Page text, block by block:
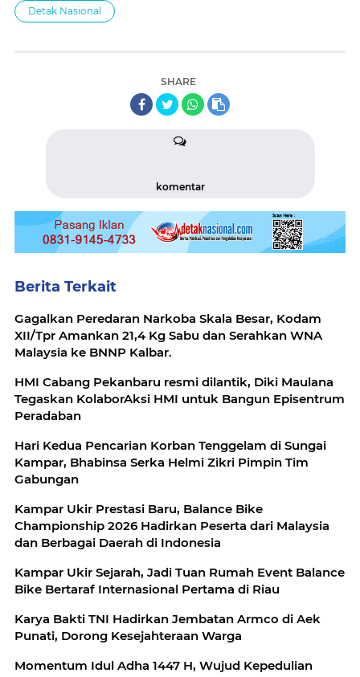
Detak Nasional
SHARE
komentar
Berita Terkait
Gagalkan Peredaran Narkoba Skala Besar, Kodam
XII/Tpr Amankan 21,4 Kg Sabu dan Serahkan WNA
Malaysia ke BNNP Kalbar.
HMI Cabang Pekanbaru resmi dilantik, Diki Maulana
Tegaskan KolaborAksi HMI untuk Bangun Episentrum
Peradaban
Hari Kedua Pencarian Korban Tenggelam di Sungai
Kampar, Bhabinsa Serka Helmi Zikri Pimpin Tim
Gabungan
Kampar Ukir Prestasi Baru, Balance Bike
Championship 2026 Hadirkan Peserta dari Malaysia
dan Berbagai Daerah di Indonesia
Kampar Ukir Sejarah, Jadi Tuan Rumah Event Balance
Bike Bertaraf Internasional Pertama di Riau
Karya Bakti TNI Hadirkan Jembatan Armco di Aek
Punati, Dorong Kesejahteraan Warga
Momentum Idul Adha 1447 H, Wujud Kepedulian